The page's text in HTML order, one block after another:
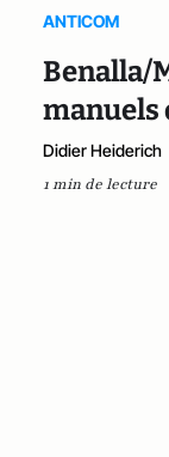
ANTICOM
Benalla/
manuels
Didier Heiderich
1 min de lecture